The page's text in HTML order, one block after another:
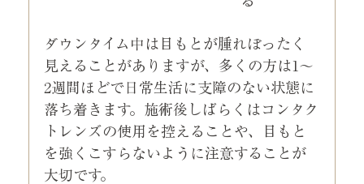
ダウンタイム中は目もとが腫れぼったく
見えることがありますが、多くの方は1〜
2週間ほどで日常生活に支障のない状態に
落ち着きます。施術後しばらくはコンタク
トレンズの使用を控えることや、目もと
を強くこすらないように注意することが
大切です。